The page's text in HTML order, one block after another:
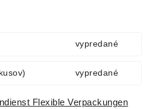
vypredané
vypredané
Flexible Verpackungen